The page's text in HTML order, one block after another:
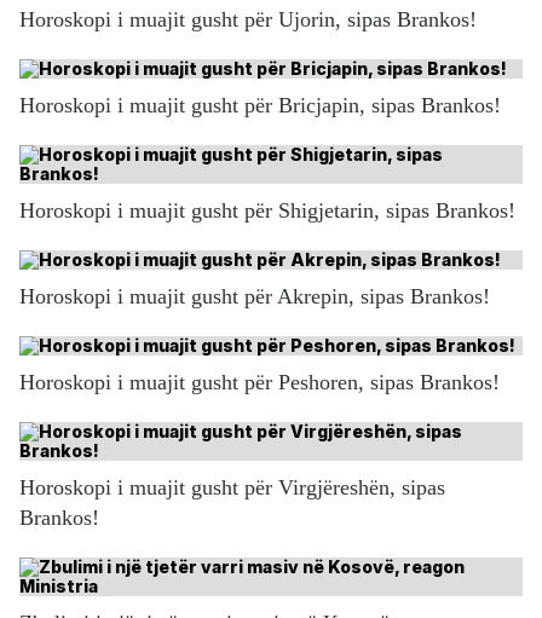
Horoskopi i muajit gusht për Ujorin, sipas Brankos!
Horoskopi i muajit gusht për Bricjapin, sipas Brankos!
Horoskopi i muajit gusht për Shigjetarin, sipas Brankos!
Horoskopi i muajit gusht për Akrepin, sipas Brankos!
Horoskopi i muajit gusht për Peshoren, sipas Brankos!
Horoskopi i muajit gusht për Virgjëreshën, sipas
Brankos!